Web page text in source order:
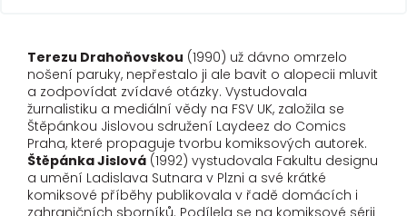
Terezu Drahoňovskou (1990) už dávno omrzelo
nošení paruky, nepřestalo ji ale bavit o alopecii mluvit
a zodpovídat zvídavé otázky. Vystudovala
žurnalistiku a mediální vědy na FSV UK, založila se
Štěpánkou Jislovou sdružení Laydeez do Comics
Praha, které propaguje tvorbu komiksových autorek.
Štěpánka Jislová (1992) vystudovala Fakultu designu
a umění Ladislava Sutnara v Plzni a své krátké
komiksové příběhy publikovala v řadě domácích i